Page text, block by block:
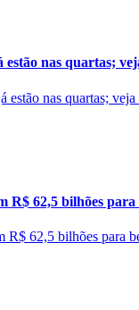
estão nas quartas;
R$ 62,5 bilhões para